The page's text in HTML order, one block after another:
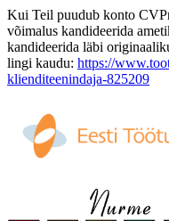
Kui Teil puudub konto
võimalus kandideerida
kandideerida läbi
lingi kaudu: https://
klienditeenindaja-825209